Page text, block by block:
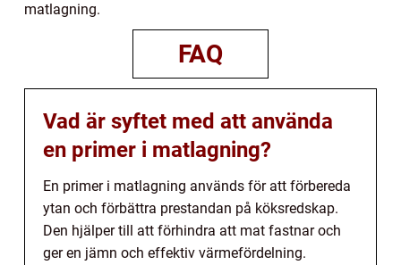
matlagning.
FAQ
Vad är syftet med att använda
en primer i matlagning?
En primer i matlagning används för att förbereda
ytan och förbättra prestandan på köksredskap.
Den hjälper till att förhindra att mat fastnar och
ger en jämn och effektiv värmefördelning.